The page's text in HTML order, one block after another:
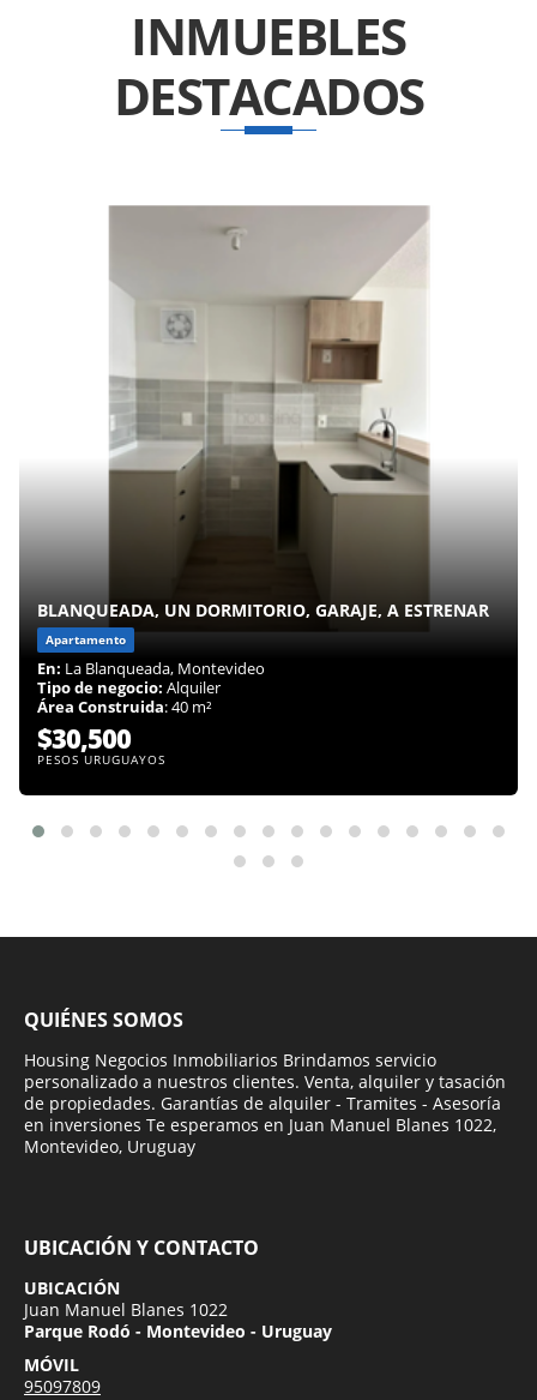
INMUEBLES
DESTACADOS
BLANQUEADA, UN DORMITORIO, GARAJE, A ESTRENAR
Apartamento
En: La Blanqueada, Montevideo
Tipo de negocio: Alquiler
Área Construida: 40 m²
$30,500
PESOS URUGUAYOS
QUIÉNES SOMOS
Housing Negocios Inmobiliarios Brindamos servicio
personalizado a nuestros clientes. Venta, alquiler y tasación
de propiedades. Garantías de alquiler - Tramites - Asesoría
en inversiones Te esperamos en Juan Manuel Blanes 1022,
Montevideo, Uruguay
UBICACIÓN Y CONTACTO
UBICACIÓN
Juan Manuel Blanes 1022
Parque Rodó - Montevideo - Uruguay
MÓVIL
95097809